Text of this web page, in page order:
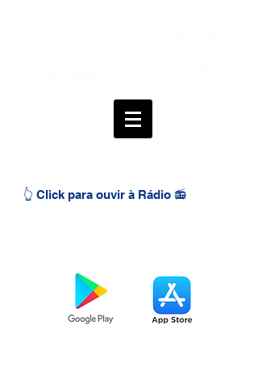
👆 Click para ouvir à Rádio 📻